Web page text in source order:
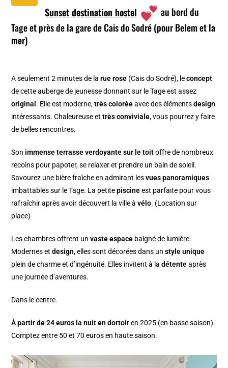
Sunset destination hostel
au bord du
Tage et près de la gare de Cais do Sodré (pour Belem et la
mer)
A seulement 2 minutes de larue rose (Cais do Sodré), leconcept
de cette auberge de jeunesse donnant sur le Tage est assez
original . Elle est moderne,très coloréeavec des élémentsdesign
intéressants. Chaleureuse ettrès conviviale, vous pourrez y faire
de belles rencontres.
Son immense terrasse verdoyante sur le toitoffre de nombreux
recoins pour papoter, se relaxer et prendre un bain de soleil.
Savourez une bière fraîche en admirant lesvues panoramiques
imbattables sur le Tage. La petitepiscineest parfaite pour vous
rafraîchir après avoir découvert la ville àvélo. (Location sur
place)
Les chambres offrent un vaste espace baigné de lumière.
Modernes etdesign,elles sont décorées dans unstyle unique
plein de charme et d’ingénuité. Elles invitent à ladétenteaprès
une journée d’aventures.
Dans le centre.
À partir de 24 euros la nuit en dortoiren 2025 (en basse saison).
Comptez entre 50 et 70 euros en haute saison.